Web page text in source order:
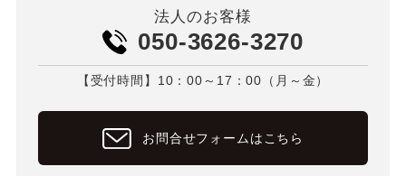
法人のお客様
050-3626-3270
【受付時間】10：00～17：00（月～金）
お問合せフォームはこちら